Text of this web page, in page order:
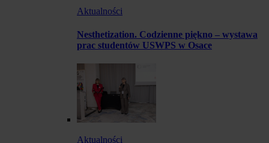
Aktualności
Nesthetization. Codzienne piękno – wystawa
prac studentów USWPS w Osace
Aktualności